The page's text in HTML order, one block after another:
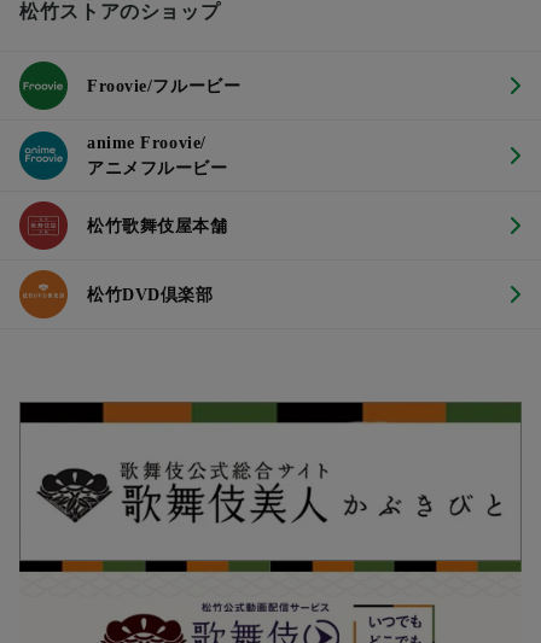
松竹ストアのショップ
Froovie/フルービー
anime Froovie/
アニメフルービー
松竹歌舞伎屋本舗
松竹DVD倶楽部